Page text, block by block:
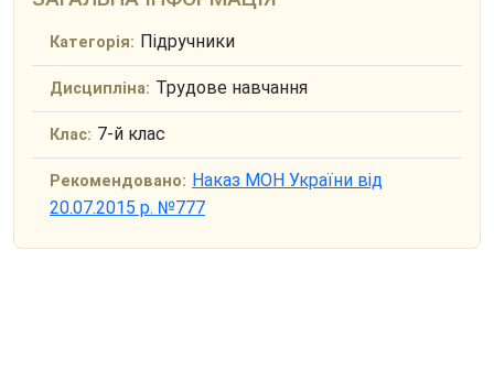
Категорія: Підручники
Дисципліна: Трудове навчання
Клас: 7-й клас
Рекомендовано: Наказ МОН України від
20.07.2015 р. №777